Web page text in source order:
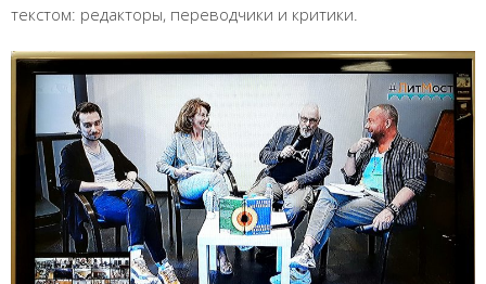
текстом: редакторы, переводчики и критики.